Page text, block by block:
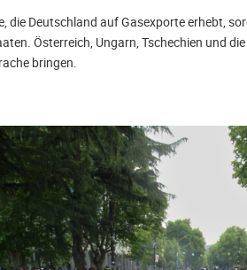
die Deutschland auf Gasexporte erhebt,
Österreich, Ungarn, Tschechien und
bringen.